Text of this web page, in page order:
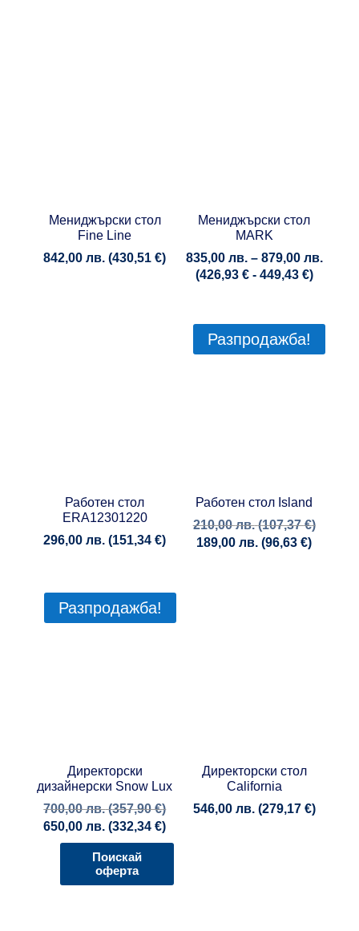
Мениджърски стол
Fine Line
842,00лв. (430,51€)
Мениджърски стол
MARK
835,00 лв. – 879,00 лв.
(426,93 €- 449,43 €)
Работен стол
ERA12301220
296,00лв. (151,34€)
Разпродажба!
Работен стол Island
210,00лв. (107,37€)
189,00лв. (96,63€)
Разпродажба!
Директорски
дизайнерски Snow Lux
700,00лв. (357,90€)
650,00лв. (332,34€)
Поискай
оферта
Директорски стол
California
546,00 лв. (279,17 €)